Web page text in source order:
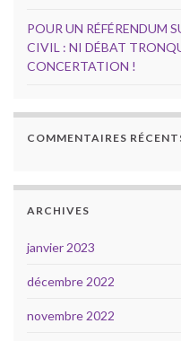
POUR UN RÉFÉRENDUM
CIVIL : NI DÉBAT
CONCERTATION !
COMMENTAIRES
ARCHIVES
janvier 2023
décembre 2022
novembre 2022